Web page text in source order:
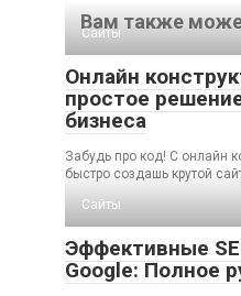
Вам также
Сайты
Онлайн
простое
бизнеса
Забудь про код! С онлайн
быстро создашь крутой
Сайты
Эффективные
Google: Полное